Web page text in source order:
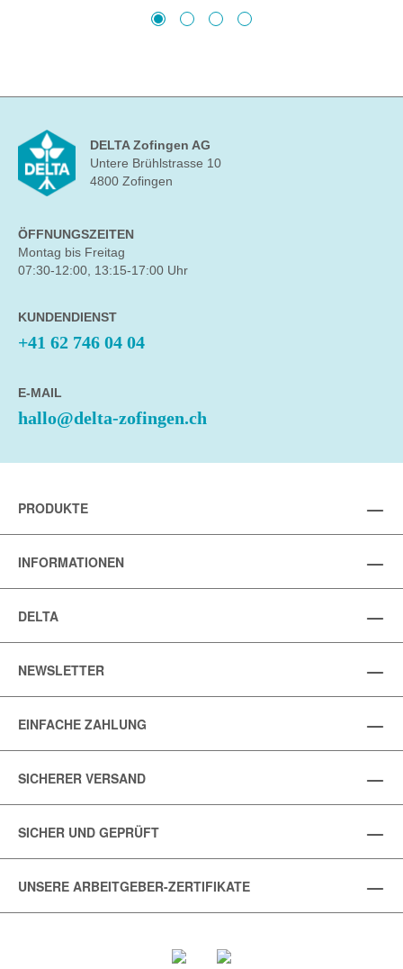
DELTA Zofingen AG
Untere Brühlstrasse 10
4800 Zofingen
ÖFFNUNGSZEITEN
Montag bis Freitag
07:30-12:00, 13:15-17:00 Uhr
KUNDENDIENST
+41 62 746 04 04
E-MAIL
hallo@delta-zofingen.ch
PRODUKTE
INFORMATIONEN
DELTA
NEWSLETTER
EINFACHE ZAHLUNG
SICHERER VERSAND
SICHER UND GEPRÜFT
UNSERE ARBEITGEBER-ZERTIFIKATE